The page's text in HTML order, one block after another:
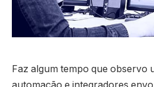
Faz algum tempo que observo
automação e integradores